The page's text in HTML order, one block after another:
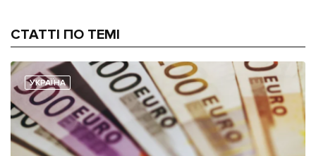
СТАТТІ ПО ТЕМІ
УКРАЇНА